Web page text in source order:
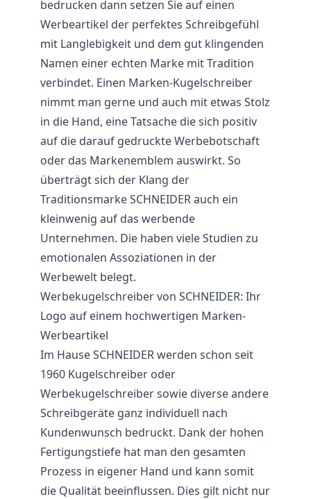
bedrucken dann setzen Sie auf einen
Werbeartikel der perfektes Schreibgefühl
mit Langlebigkeit und dem gut klingenden
Namen einer echten Marke mit Tradition
verbindet. Einen Marken-Kugelschreiber
nimmt man gerne und auch mit etwas Stolz
in die Hand, eine Tatsache die sich positiv
auf die darauf gedruckte Werbebotschaft
oder das Markenemblem auswirkt. So
überträgt sich der Klang der
Traditionsmarke SCHNEIDER auch ein
kleinwenig auf das werbende
Unternehmen. Die haben viele Studien zu
emotionalen Assoziationen in der
Werbewelt belegt.
Werbekugelschreiber von SCHNEIDER: Ihr
Logo auf einem hochwertigen Marken-
Werbeartikel
Im Hause SCHNEIDER werden schon seit
1960 Kugelschreiber oder
Werbekugelschreiber sowie diverse andere
Schreibgeräte ganz individuell nach
Kundenwunsch bedruckt. Dank der hohen
Fertigungstiefe hat man den gesamten
Prozess in eigener Hand und kann somit
die Qualität beeinflussen. Dies gilt nicht nur